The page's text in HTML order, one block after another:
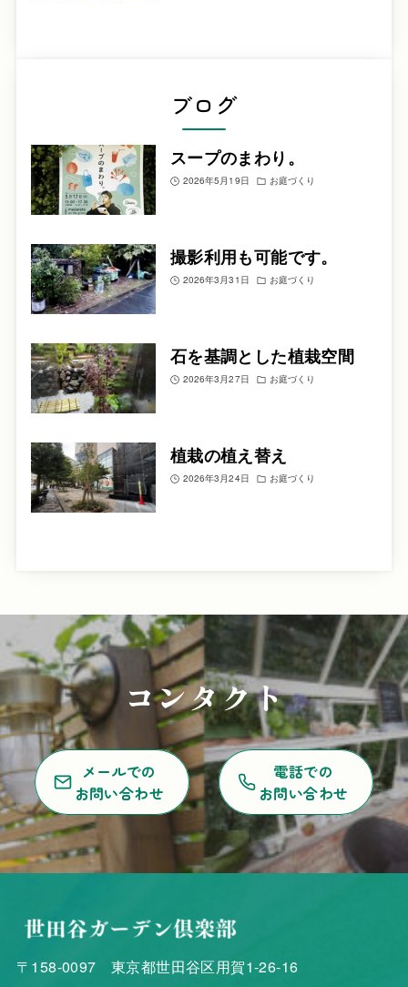
ブログ
スープのまわり。
2026年5月19日 お庭づくり
撮影利用も可能です。
2026年3月31日 お庭づくり
石を基調とした植栽空間
2026年3月27日 お庭づくり
植栽の植え替え
2026年3月24日 お庭づくり
コンタクト
メールでの
お問い合わせ
電話での
お問い合わせ
〒158-0097 東京都世田谷区用賀1-26-16